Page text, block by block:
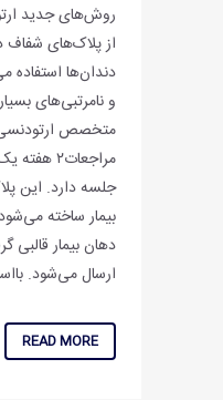
روش‌های جدید
از پلاک‌های
دندان‌ها استفاده
و نامرتبی‌های
متخصص ارتودنسی
جلسه دارد. این
بیمار ساخته
دهان بیمار قالبی
ارسال می‌شود.
READ MORE